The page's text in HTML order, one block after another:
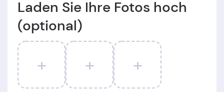
Laden Sie Ihre Fotos hoch
(optional)
+ + +